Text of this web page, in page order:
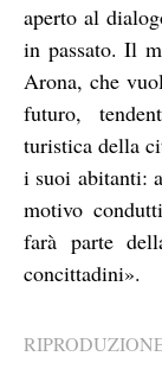
aperto al
in passato. Il
Arona, che
futuro,
turistica della
i suoi abitanti:
motivo
farà parte
concittadini».